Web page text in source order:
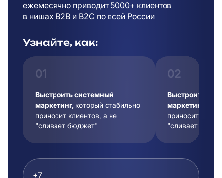
ежемесячно приводит 5000+ клиентов
в нишах B2B и B2C по всей России
Узнайте, как:
01
Выстроить системный
маркетинг, который стабильно
приносит клиентов, а не
"сливает бюджет"
02
Выстроить
маркетинг,
приносит
"сливает